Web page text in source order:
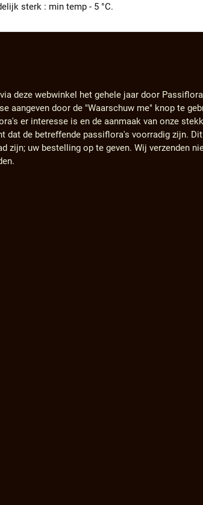
sterk : min temp - 5 °C.
deze webwinkel het gehele jaar door
aangeven door de "Waarschuw me" knop te
er interesse is en de aanmaak van onze
dat de betreffende passiflora's voorradig zijn.
zijn; uw bestelling op te geven. Wij verzenden